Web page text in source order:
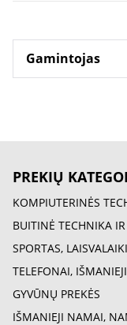
Gamintojas
PREKIŲ
KOMPIUTERINĖS
BUITINĖ TECHNIKA
SPORTAS,
TELEFONAI,
GYVŪNŲ PREKĖS
IŠMANIEJI NAMAI,